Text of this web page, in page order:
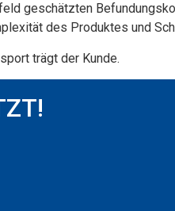
geschätzten
des Produktes und
trägt der Kunde.